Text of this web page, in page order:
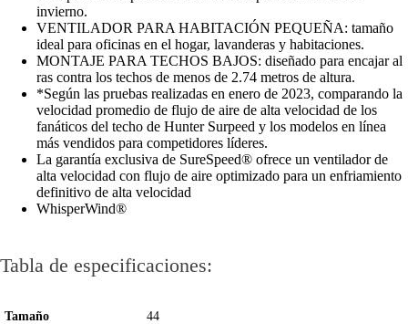
invierno.
VENTILADOR PARA HABITACIÓN PEQUEÑA: tamaño
ideal para oficinas en el hogar, lavanderas y habitaciones.
MONTAJE PARA TECHOS BAJOS: diseñado para encajar al
ras contra los techos de menos de 2.74 metros de altura.
*Según las pruebas realizadas en enero de 2023, comparando la
velocidad promedio de flujo de aire de alta velocidad de los
fanáticos del techo de Hunter Surpeed y los modelos en línea
más vendidos para competidores líderes.
La garantía exclusiva de SureSpeed® ofrece un ventilador de
alta velocidad con flujo de aire optimizado para un enfriamiento
definitivo de alta velocidad
WhisperWind®
Tabla de especificaciones:
Tamaño
44